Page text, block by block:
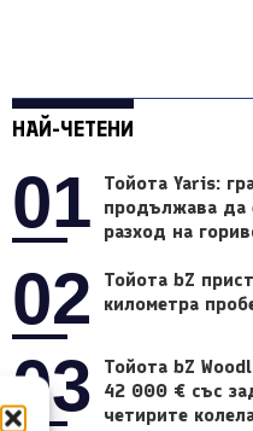
НАЙ-ЧЕТЕНИ
01
Тойота Yaris:
продължава да
разход на
02
Тойота bZ
километра
03
Тойота bZ
42 000 € със
четирите